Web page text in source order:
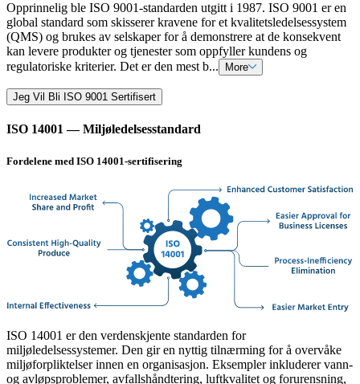
Opprinnelig ble ISO 9001-standarden utgitt i 1987. ISO 9001 er en
global standard som skisserer kravene for et kvalitetsledelsessystem
(QMS) og brukes av selskaper for å demonstrere at de konsekvent
kan levere produkter og tjenester som oppfyller kundens og
regulatoriske kriterier. Det er den mest b...
More
Jeg Vil Bli ISO 9001 Sertifisert
ISO 14001 — Miljøledelsesstandard
Fordelene med ISO 14001-sertifisering
ISO 14001 er den verdenskjente standarden for
miljøledelsessystemer. Den gir en nyttig tilnærming for å overvåke
miljøforpliktelser innen en organisasjon. Eksempler inkluderer vann-
og avløpsproblemer, avfallshåndtering, luftkvalitet og forurensning,